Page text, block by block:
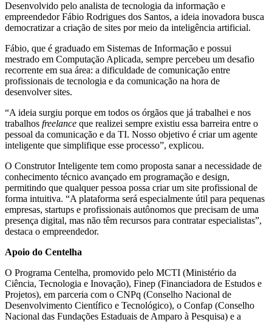
Desenvolvido pelo analista de tecnologia da informação e
empreendedor Fábio Rodrigues dos Santos, a ideia inovadora busca
democratizar a criação de sites por meio da inteligência artificial.
Fábio, que é graduado em Sistemas de Informação e possui
mestrado em Computação Aplicada, sempre percebeu um desafio
recorrente em sua área: a dificuldade de comunicação entre
profissionais de tecnologia e da comunicação na hora de
desenvolver sites.
“A ideia surgiu porque em todos os órgãos que já trabalhei e nos
trabalhos freelance que realizei sempre existiu essa barreira entre o
pessoal da comunicação e da TI. Nosso objetivo é criar um agente
inteligente que simplifique esse processo”, explicou.
O Construtor Inteligente tem como proposta sanar a necessidade de
conhecimento técnico avançado em programação e design,
permitindo que qualquer pessoa possa criar um site profissional de
forma intuitiva. “A plataforma será especialmente útil para pequenas
empresas, startups e profissionais autônomos que precisam de uma
presença digital, mas não têm recursos para contratar especialistas”,
destaca o empreendedor.
Apoio do Centelha
O Programa Centelha, promovido pelo MCTI (Ministério da
Ciência, Tecnologia e Inovação), Finep (Financiadora de Estudos e
Projetos), em parceria com o CNPq (Conselho Nacional de
Desenvolvimento Científico e Tecnológico), o Confap (Conselho
Nacional das Fundações Estaduais de Amparo à Pesquisa) e a